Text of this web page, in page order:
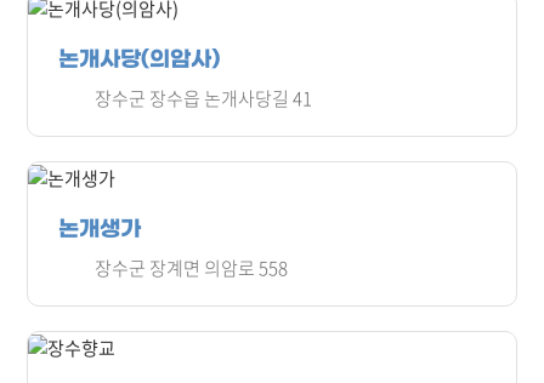
논개사당(의암사)
장수군 장수읍 논개사당길 41
논개생가
장수군 장계면 의암로 558